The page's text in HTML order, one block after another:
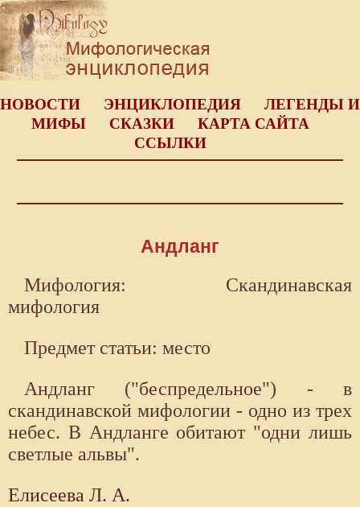
НОВОСТИ ЭНЦИКЛОПЕДИЯ
ЛЕГЕНДЫ И
МИФЫ
СКАЗКИ
КАРТА САЙТА
ССЫЛКИ
Андланг
Мифология: Скандинавская
мифология
Предмет статьи: место
Андланг ("беспредельное") - в
скандинавской мифологии - одно из трех
небес. В Андланге обитают "одни лишь
светлые альвы".
Елисеева Л. А.